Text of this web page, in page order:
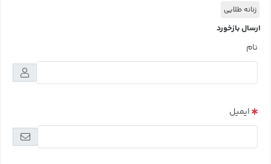
زنانه طلایی
ارسال بازخورد
نام
ایمیل